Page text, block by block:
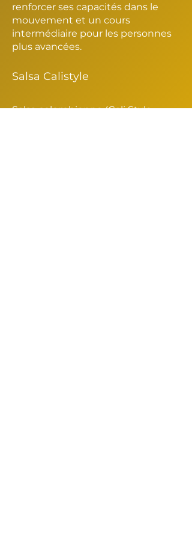
renforcer ses capacités dans le
mouvement et un cours
intermédiaire pour les personnes
plus avancées.
Salsa Calistyle
Salsa colombienne (Cali Style,